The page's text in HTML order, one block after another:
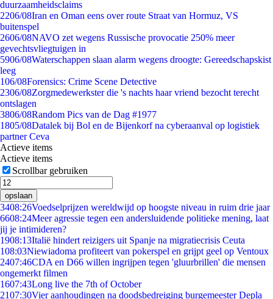
duurzaamheidsclaims
2206/08Iran en Oman eens over route Straat van Hormuz, VS
buitenspel
2606/08NAVO zet wegens Russische provocatie 250% meer
gevechtsvliegtuigen in
5906/08Waterschappen slaan alarm wegens droogte: Gereedschapskist
leeg
106/08Forensics: Crime Scene Detective
2306/08Zorgmedewerkster die 's nachts haar vriend bezocht terecht
ontslagen
3806/08Random Pics van de Dag #1977
1805/08Datalek bij Bol en de Bijenkorf na cyberaanval op logistiek
partner Ceva
Actieve items
Actieve items
Scrollbar gebruiken
opslaan
3408:26Voedselprijzen wereldwijd op hoogste niveau in ruim drie jaar
6608:24Meer agressie tegen een andersluidende politieke mening, laat
jij je intimideren?
1908:13Italië hindert reizigers uit Spanje na migratiecrisis Ceuta
108:03Niewiadoma profiteert van pokerspel en grijpt geel op Ventoux
2407:46CDA en D66 willen ingrijpen tegen 'gluurbrillen' die mensen
ongemerkt filmen
1607:43Long live the 7th of October
2107:30Vier aanhoudingen na doodsbedreiging burgemeester Depla